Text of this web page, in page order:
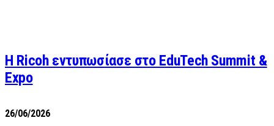
Η Ricoh εντυπωσίασε στο EduTech Summit &
Expo
26/06/2026